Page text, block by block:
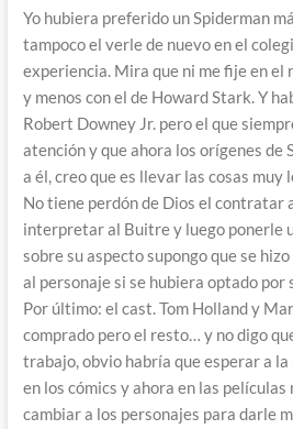
Yo hubiera preferido un Spiderman
tampoco el verle de nuevo en el
experiencia. Mira que ni me fije en
y menos con el de Howard Stark. Y
Robert Downey Jr. pero el que
atención y que ahora los orígenes de
a él, creo que es llevar las cosas muy
No tiene perdón de Dios el contratar
interpretar al Buitre y luego ponerle
sobre su aspecto supongo que se
al personaje si se hubiera optado por
Por último: el cast. Tom Holland y
comprado pero el resto… y no digo
trabajo, obvio habría que esperar a
en los cómics y ahora en las
cambiar a los personajes para darle